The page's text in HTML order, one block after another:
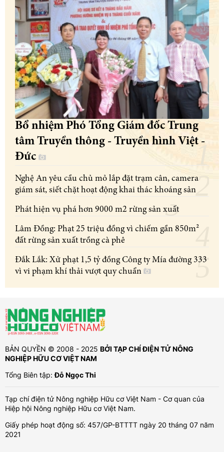
Bổ nhiệm Phó Tổng Giám đốc Trung
tâm Truyền thông - Truyền hình Việt -
Đức
Nghệ An yêu cầu chủ mỏ lắp đặt trạm cân, camera
giám sát, siết chặt hoạt động khai thác khoáng sản
Phát hiện vụ phá hơn 9000 m2 rừng sản xuất
Lâm Đồng: Phạt 25 triệu đồng vì chiếm gần 850m²
đất rừng sản xuất trồng cà phê
Đắk Lắk: Xử phạt 1,5 tỷ đồng Công ty Mía đường 333
vì vi phạm khí thải vượt quy chuẩn
BẢN QUYỀN © 2008 - 2025 BỞI TẠP CHÍ ĐIỆN TỬ NÔNG
NGHIỆP HỮU CƠ VIỆT NAM
Tổng Biên tập:Đỗ Ngọc Thi
Tạp chí điện tử Nông nghiệp Hữu cơ Việt Nam - Cơ quan của
Hiệp hội Nông nghiệp Hữu cơ Việt Nam.
Giấy phép hoạt động số: 457/GP-BTTTT ngày 20 tháng 07 năm
2021